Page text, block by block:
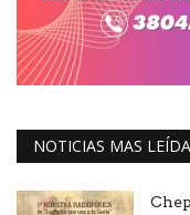
NOTICIAS MAS